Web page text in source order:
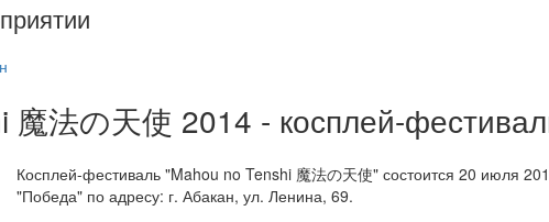
魔法の天使 2014 - косплей-
Косплей-фестиваль "Mahou no Tenshi 魔法の天使" состоится 20 июля
"Победа" по адресу: г. Абакан, ул. Ленина, 69.